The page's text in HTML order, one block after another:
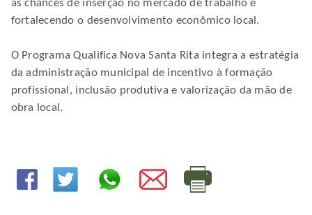
as chances de inserção no mercado de trabalho e
fortalecendo o desenvolvimento econômico local.
O Programa Qualifica Nova Santa Rita integra a estratégia
da administração municipal de incentivo à formação
profissional, inclusão produtiva e valorização da mão de
obra local.